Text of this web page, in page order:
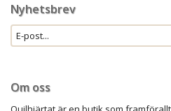
Nyhetsbrev
Om oss